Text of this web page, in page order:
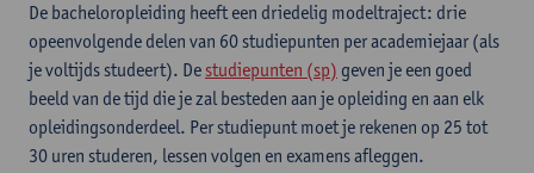
De bacheloropleiding heeft een driedelig modeltraject: drie
opeenvolgende delen van 60 studiepunten per academiejaar (als
je voltijds studeert). De studiepunten (sp) geven je een goed
beeld van de tijd die je zal besteden aan je opleiding en aan elk
opleidingsonderdeel. Per studiepunt moet je rekenen op 25 tot
30 uren studeren, lessen volgen en examens afleggen.